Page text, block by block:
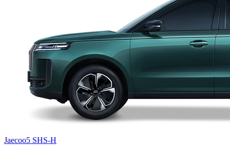
Jaecoo5 SHS-H